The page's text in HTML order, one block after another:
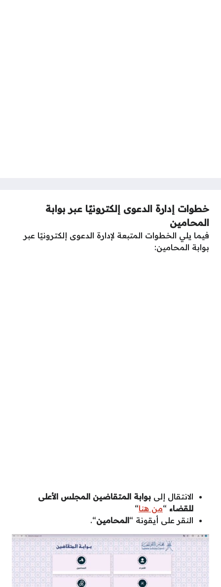
خطوات إدارة الدعوى إلكترونيًا عبر بوابة
المحامين
فيما يلي الخطوات المتبعة لإدارة الدعوى إلكترونيًا عبر
بوابة المحامين:
الانتقال إلى بوابة المتقاضين المجلس الأعلى
للقضاء “من هنا“
النقر على أيقونة “المحامين“.